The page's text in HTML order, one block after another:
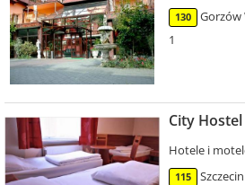
130
Gorzów
1
City Hostel
Hotele i
115